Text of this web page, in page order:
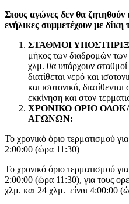
Στους αγώνες δεν θα ζητηθούν
ενήλικες συμμετέχουν με δίκη
ΣΤΑΘΜΟΙ
μήκος των διαδρομών
χλμ. θα υπάρχουν
διατίθεται νερό και
και ισοτονικά,
εκκίνηση και στον
ΧΡΟΝΙΚΟ ΟΡΙΟ
Το χρονικό όριο τερματισμού
2:00:00 (ώρα 11:30)
Το χρονικό όριο τερματισμού
2:00:00 (ώρα 11:30), για τους
χλμ. και 24 χλμ. είναι 4:00:00